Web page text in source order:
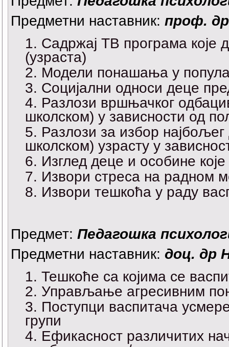
Предметни наставник: проф.
Садржај ТВ програма које
(узраста)
Модели понашања у
Социјални односи деце
Разлози вршњачког
школском) у зависности од
Разлози за избор
школском) узрасту у
Изглед деце и особине
Извори стреса на радном
Извори тешкоћа у раду
Предмет: Педагошка
Предметни наставник: доц. др
Тешкоће са којима се
Управљање агресивним
Поступци васпитача
групи
Ефикасност различитих